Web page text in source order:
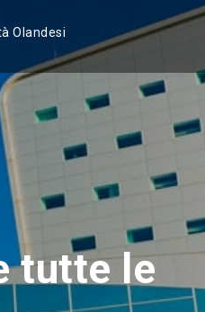
Olandesi
tutte le